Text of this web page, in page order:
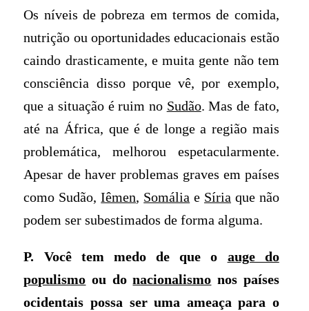
Os níveis de pobreza em termos de comida,
nutrição ou oportunidades educacionais estão
caindo drasticamente, e muita gente não tem
consciência disso porque vê, por exemplo,
que a situação é ruim no Sudão. Mas de fato,
até na África, que é de longe a região mais
problemática, melhorou espetacularmente.
Apesar de haver problemas graves em países
como Sudão,Iêmen, Somália e Síria que não
podem ser subestimados de forma alguma.
P. Você tem medo de que o auge do
populismo ou donacionalismo nos países
ocidentais possa ser uma ameaça para o